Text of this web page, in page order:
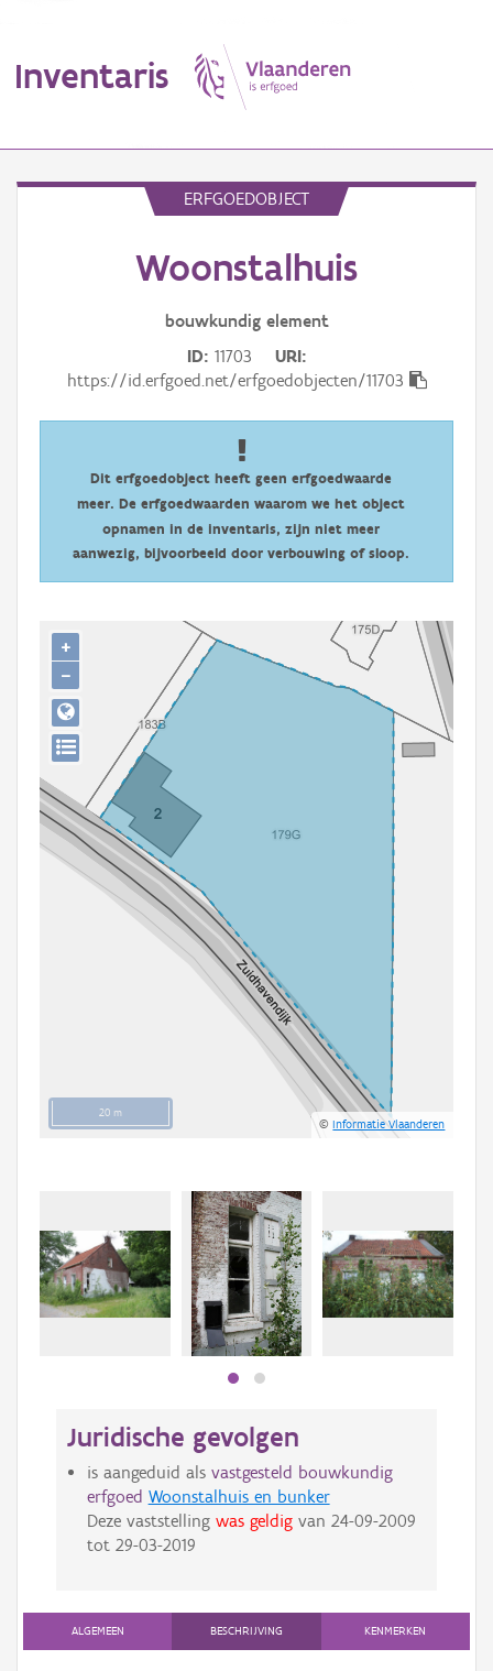
Inventaris
Persoon of collectief
Downloads
Aanmelden
ERFGOEDOBJECT
Woonstalhuis
bouwkundig element
ID 11703
URI
https://id.erfgoed.net/erfgoedobjecten/11703
Dit erfgoedobject heeft geen erfgoedwaarde
meer. De erfgoedwaarden waarom we het object
opnamen in de inventaris, zijn niet meer
aanwezig, bijvoorbeeld door verbouwing of sloop.
20 m
©Informatie Vlaanderen
+
−
Juridische gevolgen
is aangeduid als vastgesteld bouwkundig
erfgoed Woonstalhuis en bunker
Deze vaststelling was geldigvan 24-09-2009
tot 29-03-2019
ALGEMEEN BESCHRIJVING KENMERKEN